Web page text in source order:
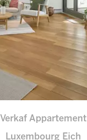
Verkaf Appartement
Luxembourg Eich